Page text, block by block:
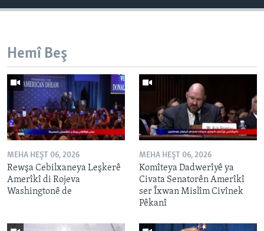
Hemî Beş
MEHA HEŞT 06, 2026
Rewşa Cebilxaneya Leşkerê
Amerîkî di Rojeva
Washingtonê de
MEHA HEŞT 06, 2026
Komîteya Dadwerîyê ya
Civata Senatorên Amerîkî
ser Îxwan Mislîm Civînek
Pêkanî